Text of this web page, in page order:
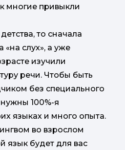
то сначала
«на слух», а уже
изучили
речи. Чтобы быть
без специального
100%-я
языках и много опыта.
во взрослом
язык будет для вас